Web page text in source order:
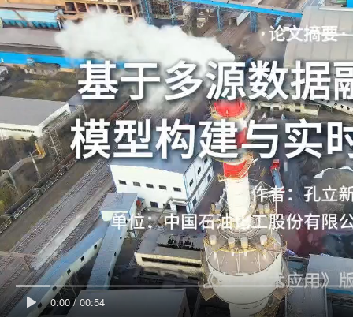
0:00/00:54